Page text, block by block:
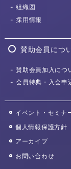
組織図
採用情報
賛助会員につ
賛助会員加入につ
会員特典・入会申
イベント・セミナ
個人情報保護方針
アーカイブ
お問い合わせ